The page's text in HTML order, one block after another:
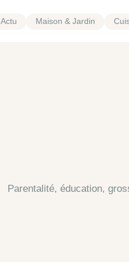
Actu Maison & Jardin
Parentalité, éducation,